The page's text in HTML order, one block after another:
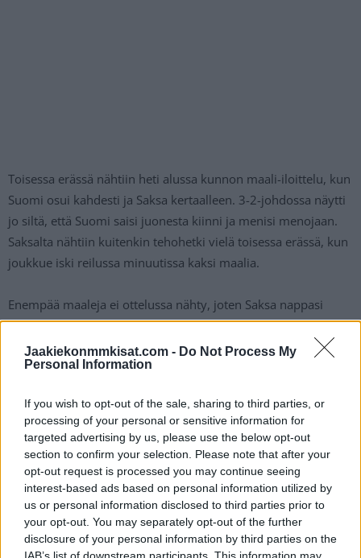
Jaakiekonmmkisat.com - Do Not Process My
Personal Information
If you wish to opt-out of the sale, sharing to third parties, or
processing of your personal or sensitive information for
targeted advertising by us, please use the below opt-out
section to confirm your selection. Please note that after your
opt-out request is processed you may continue seeing
interest-based ads based on personal information utilized by
us or personal information disclosed to third parties prior to
your opt-out. You may separately opt-out of the further
disclosure of your personal information by third parties on the
IAB’s list of downstream participants. This information may
Toisessa erässä nähtiin heti alussa kunnon maali-iloittelu, kun
Suomi osui kahdesti ja Saksa kertaalleen. 3-2-johdossa näytti
jo siltä, että Suomi saisi juonesta kiinni ja menisi menojaan.
Saksalta nähtiin kuitenkin tehohetki vielä toisessa erässä, kun
joukkue iski reilussa minuutissa kaksi maalia.
Enempää maaleja ei ottelussa nähty, joten Saksa nappasi
historian ensimmäisen voiton Suomesta U20 MM-kisoissa.
Suomelle tappio oli jo toinen perättäinen turnauksessa, mikä
vaikeuttaa todella paljon mahdollisia pudotuspelejä, joihin nyt
https://twitter.com/dplussportfi/status/17400422348194080
84?s=20